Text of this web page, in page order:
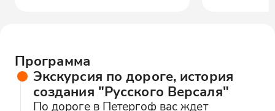
Программа
Экскурсия по дороге, история
создания "Русского Версаля"
По дороге в Петергоф вас ждет